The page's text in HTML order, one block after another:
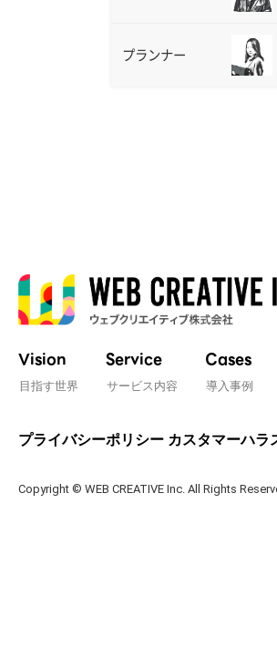
プランナー
Vision
目指す世界
Service
サービス内容
Cases
導入事例
プライバシーポリシー カスタマーハラ
Copyright © WEB CREATIVE Inc. All Rights